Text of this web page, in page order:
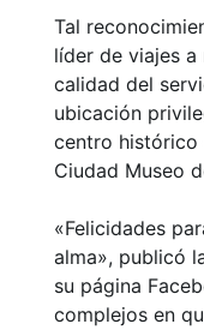
Tal
líder de viajes a
calidad del
ubicación
centro histórico
Ciudad Museo
«Felicidades
alma», publicó
su página
complejos en